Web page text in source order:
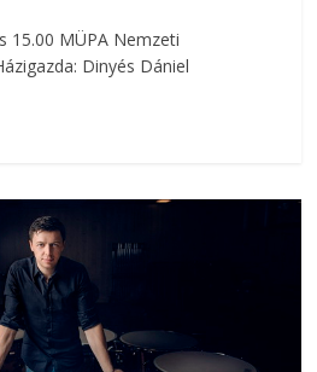
15.00 MÜPA Nemzeti
Dinyés Dániel